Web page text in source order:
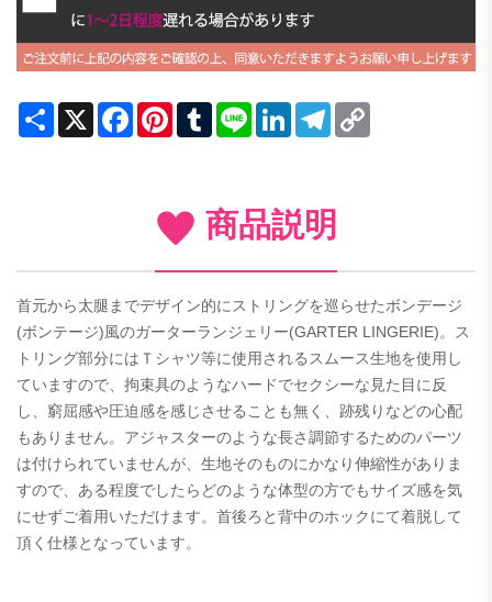
Share X FacebookPinterestTumblrLine LinkedInTelegram
商品説明
首元から太腿までデザイン的にストリングを巡らせたボンデージ
(ボンテージ)風のガーターランジェリー(GARTER LINGERIE)。ス
トリング部分にはＴシャツ等に使用されるスムース生地を使用し
ていますので、拘束具のようなハードでセクシーな見た目に反
し、窮屈感や圧迫感を感じさせることも無く、跡残りなどの心配
もありません。アジャスターのような長さ調節するためのパーツ
は付けられていませんが、生地そのものにかなり伸縮性がありま
すので、ある程度でしたらどのような体型の方でもサイズ感を気
にせずご着用いただけます。首後ろと背中のホックにて着脱して
頂く仕様となっています。